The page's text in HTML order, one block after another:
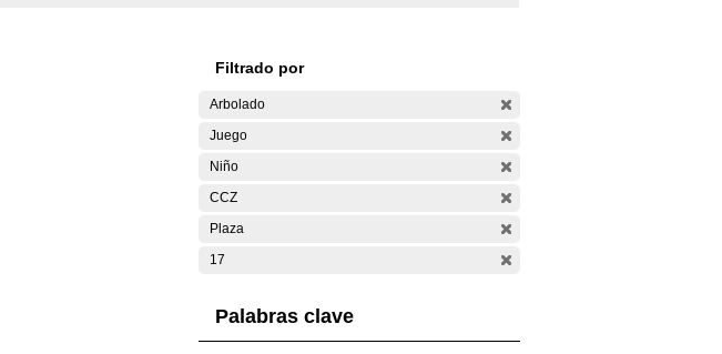
Filtrado por
Arbolado
Juego
Niño
CCZ
Plaza
17
Palabras clave